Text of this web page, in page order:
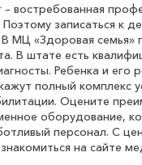
– востребованная
записаться к
В МЦ «Здоровая семья»
В штате есть
Ребенка и его
полный комплекс
Оцените
оборудование,
персонал. С
на сайте